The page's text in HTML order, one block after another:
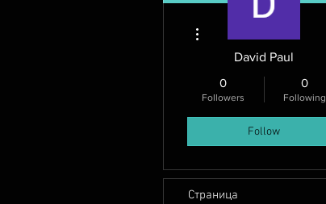
David Paul
0
Followers
0
Following
Follow
Страница